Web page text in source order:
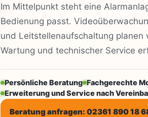
Im Mittelpunkt steht eine
Bedienung passt.
und Leitstellenaufschaltung planen
Wartung und technischer Service
Persönliche Beratung Fachgerechte
Erweiterung und Service nach
Beratung anfragen: 02361 890 18